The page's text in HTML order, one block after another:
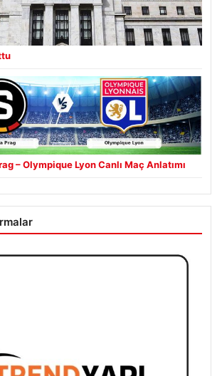
– Olympique Lyon Canlı Maç Anlatımı